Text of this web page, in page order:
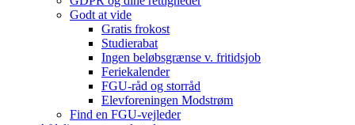
Godt at vide
Gratis frokost
Studierabat
Ingen beløbsgrænse v. fritidsjob
Feriekalender
FGU-råd og storråd
Elevforeningen Modstrøm
Find en FGU-vejleder